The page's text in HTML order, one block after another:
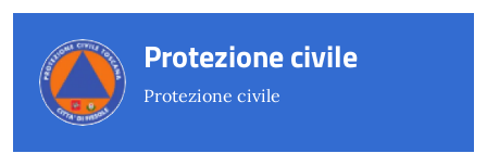
Protezione civile
Protezione civile